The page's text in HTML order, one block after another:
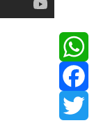
WhatsApp
Facebook